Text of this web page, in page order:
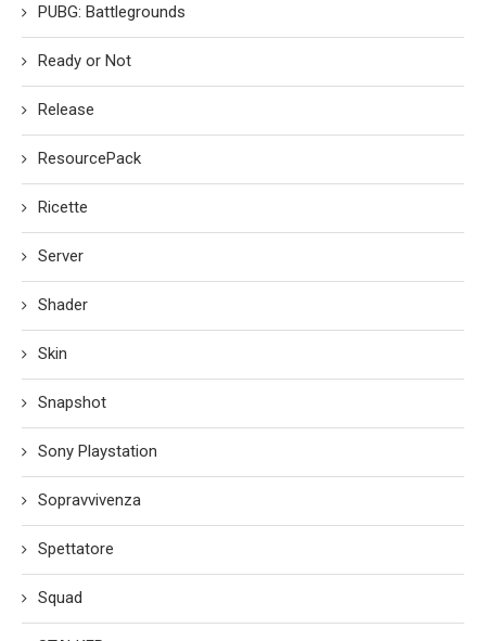
PUBG: Battlegrounds
Ready or Not
Release
ResourcePack
Ricette
Server
Shader
Skin
Snapshot
Sony Playstation
Sopravvivenza
Spettatore
Squad